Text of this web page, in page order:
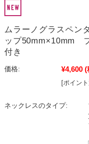
ムラーノグラスペン
ップ50mm×10mm
付き
価格: ¥4,600 (
[ポイン
ネックレスのタイプ: